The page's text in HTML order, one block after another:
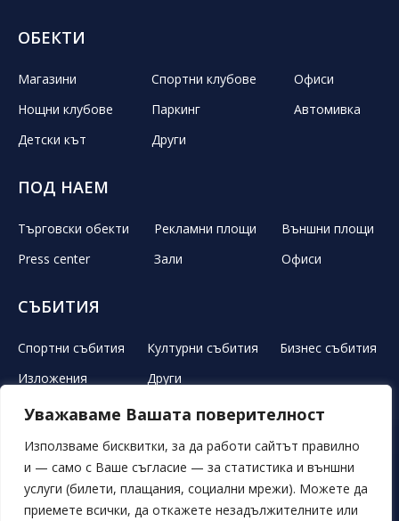
Уважаваме Вашата поверителност
Използваме бисквитки, за да работи сайтът правилно
и — само с Ваше съгласие — за статистика и външни
услуги (билети, плащания, социални мрежи). Можете да
приемете всички, да откажете незадължителните или
ОБЕКТИ
Магазини Спортни клубове
Офиси
Нощни клубове
Паркинг
Автомивка
Детски кът
Други
ПОД НАЕМ
Търговски обекти Рекламни площи
Външни площи
Press center
Зали Офиси
СЪБИТИЯ
Спортни събития Културни събития
Бизнес събития
Изложения
Други
ЛЕТЕН ТЕАТЪР РЕКЛАМА НОВИНИ ГАЛЕРИЯ
СВОБОДНИ ПОЗИЦИИ ОБЯВИ ПОРЪЧКИ
ОБЩИ УСЛОВИЯ ЛИЧНИ ДАННИ БИСКВИТКИ